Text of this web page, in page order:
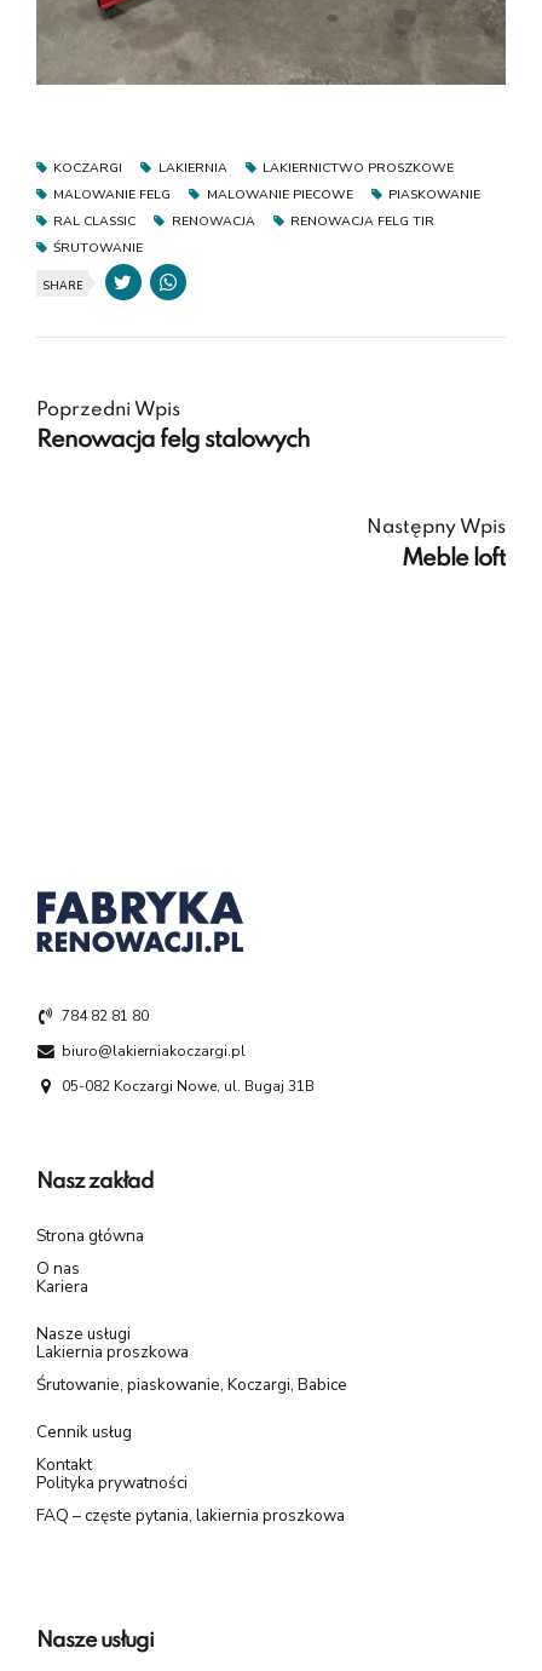
KOCZARGI LAKIERNIA
LAKIERNICTWO PROSZKOWE
MALOWANIE FELG
MALOWANIE PIECOWE
PIASKOWANIE
RAL CLASSIC
RENOWACJA
RENOWACJA FELG TIR
ŚRUTOWANIE
SHARE
Poprzedni Wpis
Renowacja felg stalowych
Następny Wpis
Meble loft
784 82 81 80
biuro@lakierniakoczargi.pl
05-082 Koczargi Nowe, ul. Bugaj 31B
Nasz zakład
Strona główna
O nas
Kariera
Nasze usługi
Lakiernia proszkowa
Śrutowanie, piaskowanie, Koczargi, Babice
Cennik usług
Kontakt
Polityka prywatności
FAQ – częste pytania, lakiernia proszkowa
Nasze usługi